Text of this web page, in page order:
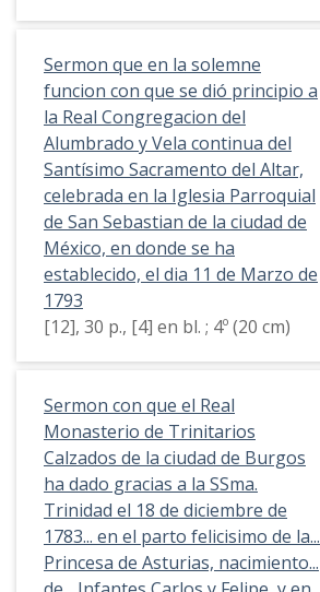
Sermon que en la solemne
funcion con que se dió principio a
la Real Congregacion del
Alumbrado y Vela continua del
Santísimo Sacramento del Altar,
celebrada en la Iglesia Parroquial
de San Sebastian de la ciudad de
México, en donde se ha
establecido, el dia 11 de Marzo de
1793
[12], 30 p., [4] en bl. ; 4º (20 cm)
Sermon con que el Real
Monasterio de Trinitarios
Calzados de la ciudad de Burgos
ha dado gracias a la SSma.
Trinidad el 18 de diciembre de
1783... en el parto felicisimo de la...
Princesa de Asturias, nacimiento...